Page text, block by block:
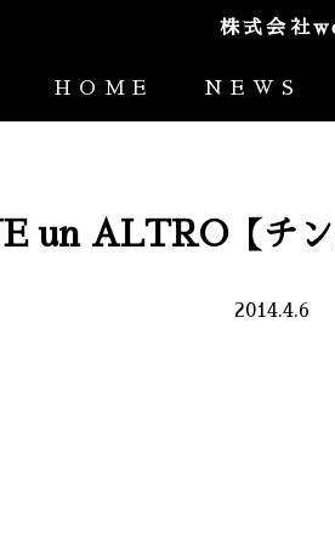
株式会社
HOME NEWS
un ALTRO【チン
2014.4.6